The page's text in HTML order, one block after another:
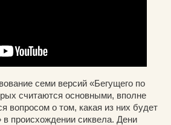
семи версий «Бегущего по
считаются основными, вполне
вопросом о том, какая из них будет
в происхождении сиквела. Дени